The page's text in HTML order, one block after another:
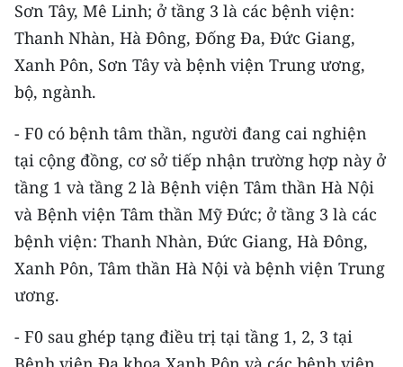
CHUYÊN ĐỀ
CÁC CHUYÊN TRANG
VỀ BÁO NHÂN DÂN
THỜI NAY
NHÂN DÂN CUỐI TUẦN
NHÂN DÂN HẰNG THÁNG
ĐỌC BÁO IN
Sơn Tây, Mê Linh; ở tầng 3 là các bệnh viện:
Thanh Nhàn, Hà Đông, Đống Đa, Đức Giang,
Xanh Pôn, Sơn Tây và bệnh viện Trung ương,
bộ, ngành.
- F0 có bệnh tâm thần, người đang cai nghiện
tại cộng đồng, cơ sở tiếp nhận trường hợp này ở
tầng 1 và tầng 2 là Bệnh viện Tâm thần Hà Nội
và Bệnh viện Tâm thần Mỹ Đức; ở tầng 3 là các
bệnh viện: Thanh Nhàn, Đức Giang, Hà Đông,
Xanh Pôn, Tâm thần Hà Nội và bệnh viện Trung
ương.
- F0 sau ghép tạng điều trị tại tầng 1, 2, 3 tại